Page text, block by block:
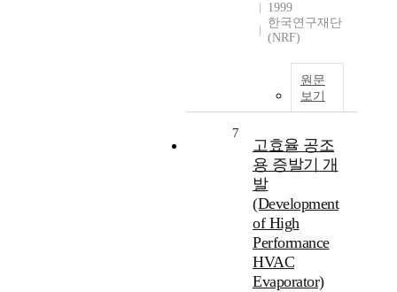
1999
한국연구재단
(NRF)
원문
보기
7
고효율 공조
용 증발기 개
발
(Development
of High
Performance
HVAC
Evaporator)